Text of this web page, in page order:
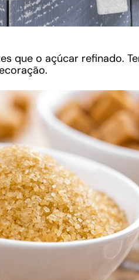
que o açúcar refinado.